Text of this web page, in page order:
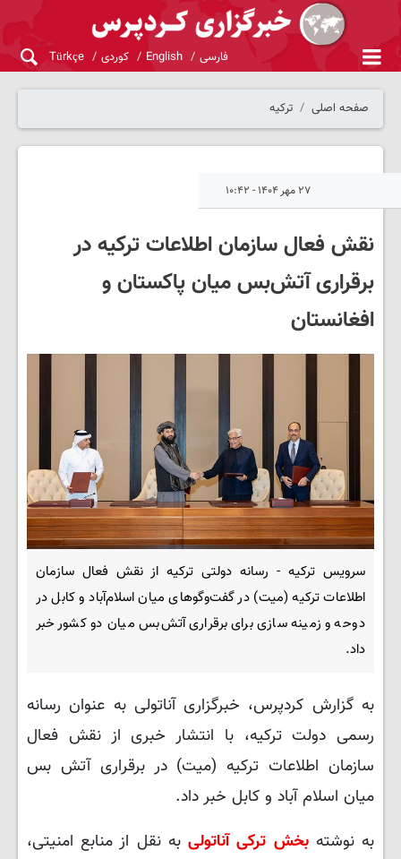
فارسی English کوردی Türkçe
صفحه اصلی ترکیه
۲۷ مهر ۱۴۰۴ - ۱۰:۴۲
نقش فعال سازمان اطلاعات ترکیه در
برقراری آتش‌بس میان پاکستان و
افغانستان
سرویس ترکیه - رسانه دولتی ترکیه از نقش فعال سازمان
اطلاعات ترکیه (میت) در گفت‌وگوهای میان اسلام‌آباد و کابل در
دوحه و زمینه سازی برای برقراری آتش‌بس میان دو کشور خبر
داد.
به گزارش کردپرس، خبرگزاری آناتولی به عنوان رسانه
رسمی دولت ترکیه، با انتشار خبری از نقش فعال
سازمان اطلاعات ترکیه (میت) در برقراری آتش بس
میان اسلام آباد و کابل خبر داد.
به نوشتهبخش ترکی آناتولیبه نقل از منابع امنیتی،